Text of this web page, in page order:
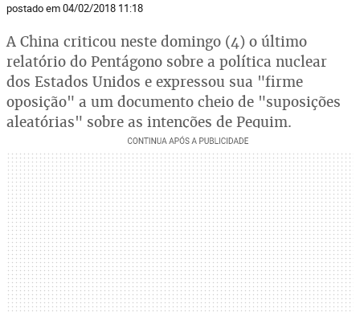
postado em 04/02/2018 11:18
A China criticou neste domingo (4) o último
relatório do Pentágono sobre a política nuclear
dos Estados Unidos e expressou sua "firme
oposição" a um documento cheio de "suposições
aleatórias" sobre as intenções de Pequim.